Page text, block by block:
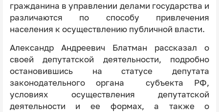
гражданина в управлении делами государства и
различаются по способу привлечения
населения к осуществлению публичной власти.
Александр Андреевич Блатман рассказал о
своей депутатской деятельности, подробно
остановившись на статусе депутата
законодательного органа субъекта РФ,
условиях осуществления депутатской
деятельности и ее формах, а также о